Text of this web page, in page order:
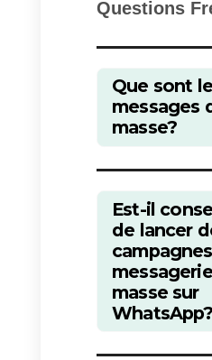
programmer
Bien que
en tant
messagerie
pour
utilisateur,
messages
promouvoir,